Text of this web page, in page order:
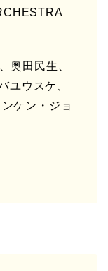
奥田民生、
ユウスケ、
ケン・ジョ